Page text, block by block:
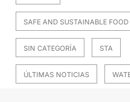
SAFE AND SUSTAINABLE
SIN CATEGORÍA STA
ÚLTIMAS NOTICIAS